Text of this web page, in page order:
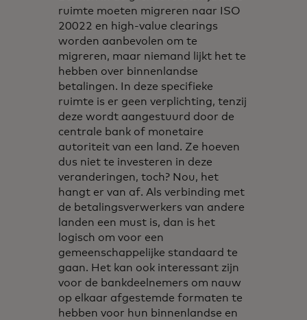
ruimte moeten migreren naar ISO
20022 en high-value clearings
worden aanbevolen om te
migreren, maar niemand lijkt het te
hebben over binnenlandse
betalingen. In deze specifieke
ruimte is er geen verplichting, tenzij
deze wordt aangestuurd door de
centrale bank of monetaire
autoriteit van een land. Ze hoeven
dus niet te investeren in deze
veranderingen, toch? Nou, het
hangt er van af. Als verbinding met
de betalingsverwerkers van andere
landen een must is, dan is het
logisch om voor een
gemeenschappelijke standaard te
gaan. Het kan ook interessant zijn
voor de bankdeelnemers om nauw
op elkaar afgestemde formaten te
hebben voor hun binnenlandse en